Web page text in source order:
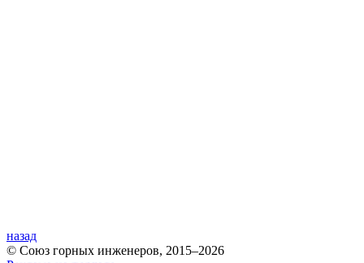
назад
© Союз горных инженеров, 2015–2026